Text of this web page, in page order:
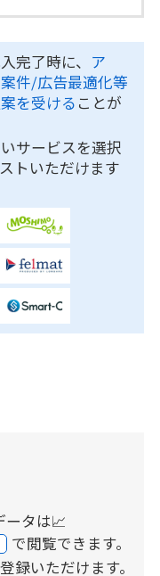
完了時に、 ア
件/広告最適化等
を受ける ことが
サービスを選択
トいただけます
ータは📈
で閲覧できます。
録いただけます。